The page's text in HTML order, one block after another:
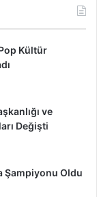
Kültür
ve
Değişti
Şampiyonu Oldu